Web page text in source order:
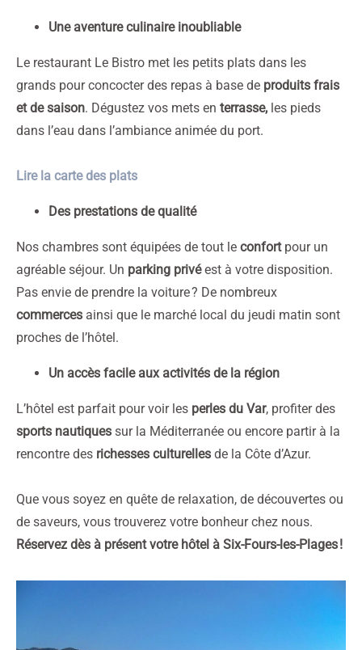
Une aventure culinaire inoubliable
Le restaurant Le Bistro met les petits plats dans les
grands pour concocter des repas à base de produits frais
et de saison. Dégustez vos mets en terrasse, les pieds
dans l’eau dans l’ambiance animée du port.
Lire la carte des plats
Des prestations de qualité
Nos chambres sont équipées de tout le confortpour un
agréable séjour. Un parking privéest à votre disposition.
Pas envie de prendre la voiture ? De nombreux
commerces ainsi que le marché local du jeudi matin sont
proches de l’hôtel.
Un accès facile aux activités de la région
L’hôtel est parfait pour voir les perles du Var, profiter des
sports nautiques sur la Méditerranée ou encore partir à la
rencontre des richesses culturelles de la Côte d’Azur.
Que vous soyez en quête de relaxation, de découvertes ou
de saveurs, vous trouverez votre bonheur chez nous.
Réservez dès à présent votre hôtel à Six-Fours-les-Plages !